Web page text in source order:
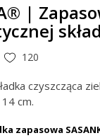
|
120
czyszcząca
cm.
zapasowa